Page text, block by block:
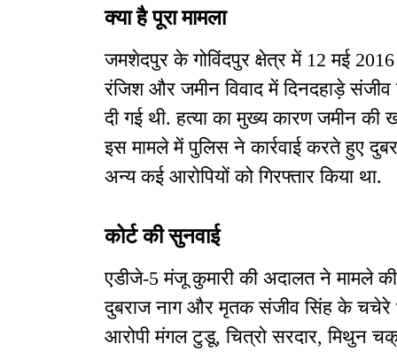
क्या है पूरा मामला
जमशेदपुर के गोविंदपुर क्षेत्र में 12 मई
रंजिश और जमीन विवाद में दिनदहाड़े संजीव
दी गई थी. हत्या का मुख्य कारण जमीन की
इस मामले में पुलिस ने कार्रवाई करते हुए
अन्य कई आरोपियों को गिरफ्तार किया था.
कोर्ट की सुनवाई
एडीजे-5 मंजू कुमारी की अदालत ने मामले
दुबराज नाग और मृतक संजीव सिंह के चचेरे
आरोपी मंगल टुडू, चित्रो सरदार, मिथुन